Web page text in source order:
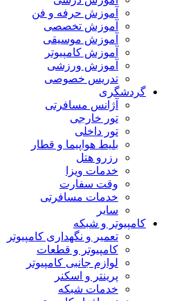
آموزش حرفه و فن
آموزش تخصصی
آموزش موسیقی
آموزش کامپیوتر
آموزش ورزشی
تدریس خصوصی
گردشگری
آژانس مسافرتی
تور خارجی
تور داخلی
بلیط هواپیما و قطار
رزرو هتل
خدمات ویزا
وقت سفارت
خدمات مسافرتی
سایر
کامپیوتر و شبکه
تعمیر و نگهداری کامپیوتر
کامپیوتر و قطعات
لوازم جانبی کامپیوتر
پرینتر و اسکنر
خدمات شبکه